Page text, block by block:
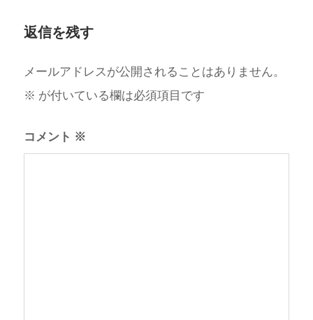
返信を残す
メールアドレスが公開されることはありません。
※ が付いている欄は必須項目です
コメント ※